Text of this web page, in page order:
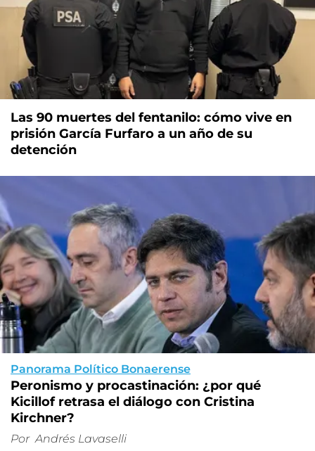
Las 90 muertes del fentanilo: cómo vive en
prisión García Furfaro a un año de su
detención
Panorama Político Bonaerense
Peronismo y procastinación: ¿por qué
Kicillof retrasa el diálogo con Cristina
Kirchner?
Por Andrés Lavaselli